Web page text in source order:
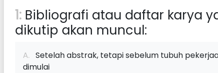
1: Bibliografi atau daftar karya
dikutip akan muncul:
A. Setelah abstrak, tetapi sebelum tubuh
dimulai